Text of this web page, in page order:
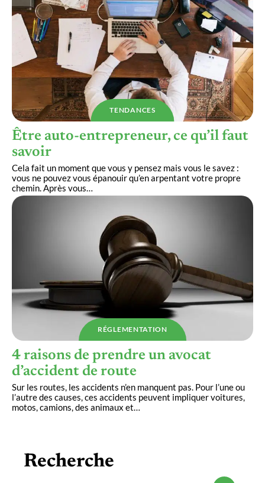
TENDANCES
Être auto-entrepreneur, ce qu’il faut
savoir
Cela fait un moment que vous y pensez mais vous le savez :
vous ne pouvez vous épanouir qu’en arpentant votre propre
chemin. Après vous…
RÉGLEMENTATION
4 raisons de prendre un avocat
d’accident de route
Sur les routes, les accidents n’en manquent pas. Pour l’une ou
l’autre des causes, ces accidents peuvent impliquer voitures,
motos, camions, des animaux et…
Recherche